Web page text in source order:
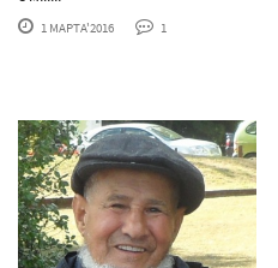
1 МАРТА'2016 1